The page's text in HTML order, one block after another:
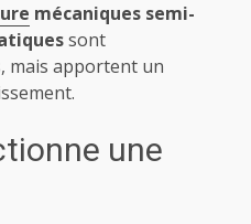
mécaniques semi-
sont
mais apportent un
une